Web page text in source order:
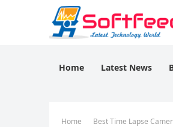
Home Latest News
Home Best Time Lapse